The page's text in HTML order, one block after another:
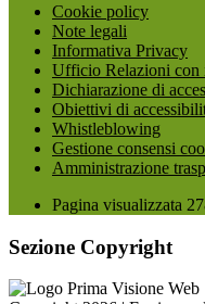
Cookie policy
Note legali
Informativa Privacy
Ufficio Relazioni con
Dichiarazione di
Obiettivi di
Whistleblowing
Gestione consensi
Amministrazione
Pagina visualizzata
Sezione Copyright